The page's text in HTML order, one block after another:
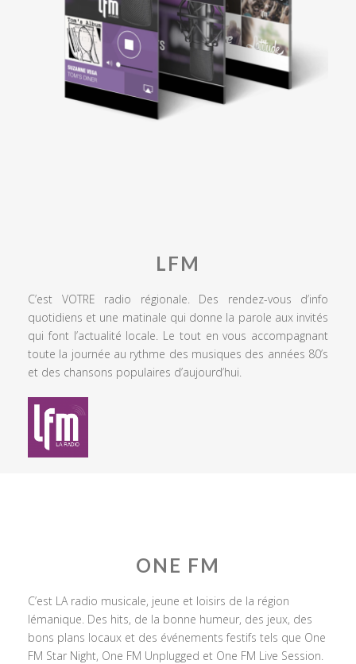
LFM
C’est VOTRE radio régionale. Des rendez-vous d’info
quotidiens et une matinale qui donne la parole aux invités
qui font l’actualité locale. Le tout en vous accompagnant
toute la journée au rythme des musiques des années 80’s
et des chansons populaires d’aujourd’hui.
ONE FM
C’est LA radio musicale, jeune et loisirs de la région
lémanique. Des hits, de la bonne humeur, des jeux, des
bons plans locaux et des événements festifs tels que One
FM Star Night, One FM Unplugged et One FM Live Session.